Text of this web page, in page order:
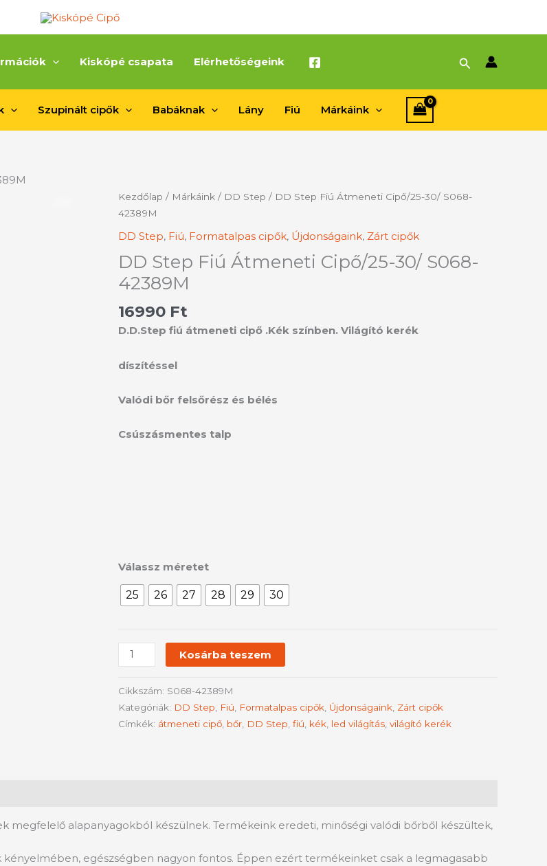
Kiskópé csapata Elérhetőségeink Search
Szupinált cipők Babáknak Lány Fiú Márkáink
Kezdőlap / Márkáink / DD Step / DD Step Fiú Átmeneti Cipő/25-30/ S068-
42389M
DD Step, Fiú, Formatalpas cipők, Újdonságaink, Zárt cipők
DD Step Fiú Átmeneti Cipő/25-30/ S068-
42389M
16990 Ft
D.D.Step fiú átmeneti cipő .Kék színben. Világító kerék
díszítéssel
Valódi bőr felsőrész és bélés
Csúszásmentes talp
Válassz méretet
25 26 27 28 29 30
DD
Step
Átmeneti
Cipő/25-
30/
42389M
mennyiség
Kosárba teszem
Cikkszám: S068-42389M
Kategóriák: DD Step Fiú Formatalpas cipők Újdonságaink Zárt cipők
Címkék: átmeneti cipő bőr DD Step fiú kék led világítás világító kerék
megfelelő alapanyagokból készülnek. Termékeink eredeti, minőségi valódi bőrből készültek,
kényelmében, egészségben nagyon fontos. Éppen ezért termékeinket csak a legmagasabb